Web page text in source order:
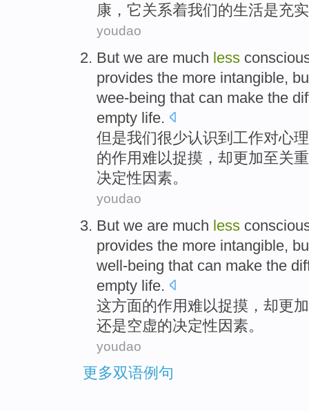
康 ，它关系着我们的生活是充实
youdao
But we are much less
provides the more intangible,
wee-being that can make the
empty life.
但是我们很少认识到 工作对心理
的作用难以捉摸 ， 却更加至关
决定性因素。
youdao
But we are much less
provides the more intangible,
well-being that can make the
empty life.
这方面的作用 难以捉摸 ， 却更加
还是空虚的决定性因素。
youdao
更多双语例句